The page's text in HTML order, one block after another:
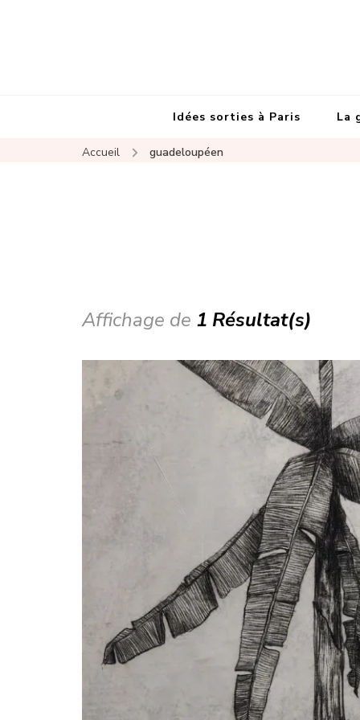
Idées sorties à Paris La
Accueil guadeloupéen
Affichage de 1 Résultat(s)